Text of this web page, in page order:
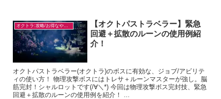
オクトラ:攻略/お得なやり方
【オクトパストラベラー】緊急
回避＋拡散のルーンの使用例紹
介！
オクトパストラベラー(オクトラ)のボスに有効な、ジョブ/アビリテ
ィの使い方！ 物理攻撃ボスにはトレサ＋ルーンマスターが強し。脳
筋完封！シャルロットです(/∀＼*) 今回は物理攻撃ボス完封技、緊急
回避＋拡散のルーンの使用例を紹介！ ...